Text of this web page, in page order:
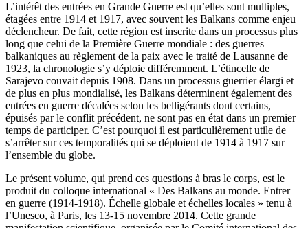
L’intérêt des entrées en Grande Guerre est qu’elles sont multiples,
étagées entre 1914 et 1917, avec souvent les Balkans comme enjeu
déclencheur. De fait, cette région est inscrite dans un processus plus
long que celui de la Première Guerre mondiale : des guerres
balkaniques au règlement de la paix avec le traité de Lausanne de
1923, la chronologie s’y déploie différemment. L’étincelle de
Sarajevo couvait depuis 1908. Dans un processus guerrier élargi et
de plus en plus mondialisé, les Balkans déterminent également des
entrées en guerre décalées selon les belligérants dont certains,
épuisés par le conflit précédent, ne sont pas en état dans un premier
temps de participer. C’est pourquoi il est particulièrement utile de
s’arrêter sur ces temporalités qui se déploient de 1914 à 1917 sur
l’ensemble du globe.
Le présent volume, qui prend ces questions à bras le corps, est le
produit du colloque international « Des Balkans au monde. Entrer
en guerre (1914-1918). Échelle globale et échelles locales » tenu à
l’Unesco, à Paris, les 13-15 novembre 2014. Cette grande